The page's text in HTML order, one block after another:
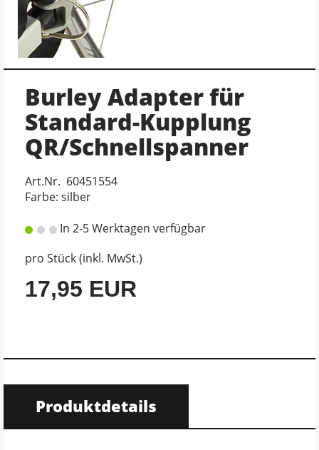
Burley Adapter für
Standard-Kupplung
QR/Schnellspanner
Art.Nr. 60451554
Farbe: silber
In 2-5 Werktagen verfügbar
pro Stück (inkl. MwSt.)
17,95 EUR
Produktdetails